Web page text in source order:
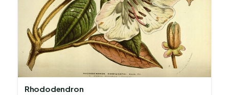
Rhododendron